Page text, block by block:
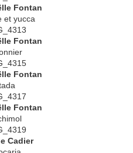
Fontan
et yucca
Fontan
Fontan
Fontan
Cadier